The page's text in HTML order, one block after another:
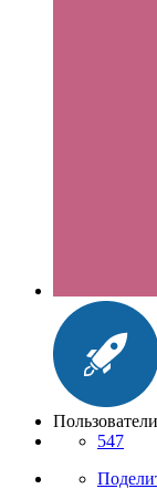
Пользователи
547